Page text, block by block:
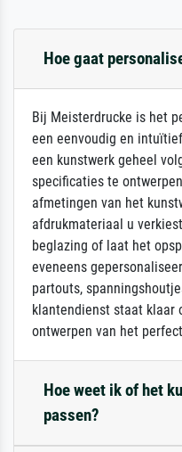
Hoe gaat
Bij Meisterdrucke is het
een eenvoudig en
een kunstwerk geheel
specificaties te
afmetingen van het
afdrukmateriaal u
beglazing of laat het
eveneens
partouts,
klantendienst staat klaar
ontwerpen van het
Hoe weet ik of het
passen?